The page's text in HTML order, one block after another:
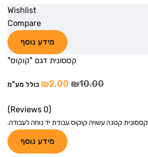
Wishlist
Compare
מידע נוסף
קססונית דגם "קוקוס"
₪10.00
₪2.00 כולל מע"מ
(0 Reviews)
קססונית קטנה עשויה קוקוס עבודת יד נוחה לעבודה.
מידע נוסף